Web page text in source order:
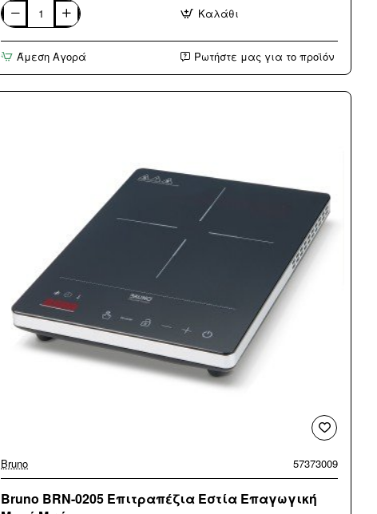
Brandt
WFB106QWG
Πλυντήριο
Ρούχων
Στροφών
Καλάθι
Άμεση Αγορά Ρωτήστε μας για το προϊόν
Bruno 57373009
Bruno BRN-0205 Επιτραπέζια Εστία Επαγωγική